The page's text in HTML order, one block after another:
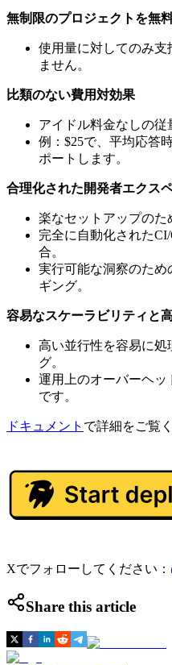
無制限のプロジェクトを無
使用量に対してのみ
ません。
比類のない費用対効果
アイドル料金なしの従
例：$25で、平均応答
ポートします。
合理化された開発者エクス
楽なセットアップのた
完全に自動化された
合。
実行可能な洞察のため
ギング。
容易なスケーラビリティと
高い並行性を容易に処
グ。
運用上のオーバーヘ
です。
ドキュメント で詳細をご覧
Xでフォローしてください：
Share this article